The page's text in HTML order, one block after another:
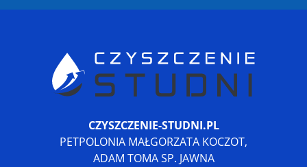
CZYSZCZENIE-STUDNI.PL
PETPOLONIA MAŁGORZATA KOCZOT,
ADAM TOMA SP. JAWNA